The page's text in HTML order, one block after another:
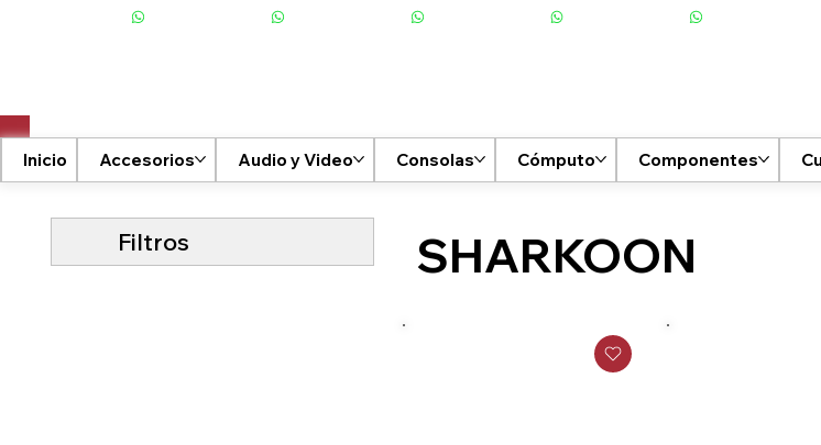
Inicio Accesorios Audio y Video Consolas Cómputo Componentes
SHARKOON
Filtros